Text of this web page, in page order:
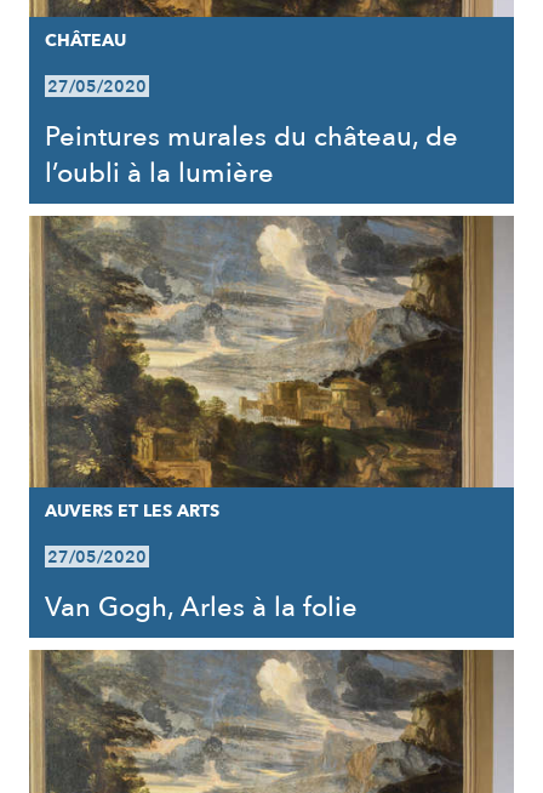
CHÂTEAU
27/05/2020
Peintures murales du château, de
l’oubli à la lumière
AUVERS ET LES ARTS
27/05/2020
Van Gogh, Arles à la folie